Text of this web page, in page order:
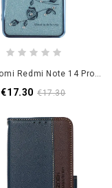
Hülle Xiaomi Redmi Note 14 Pro 5g Handyhülle Kadem Pailletten
€17.30 €17.30